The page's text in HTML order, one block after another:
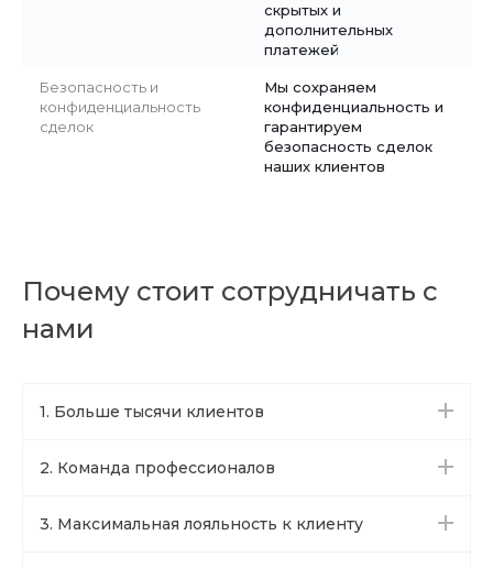
скрытых и
дополнительных
платежей
Безопасность и
конфиденциальность
сделок
Мы сохраняем
конфиденциальность и
гарантируем
безопасность сделок
наших клиентов
Почему стоит сотрудничать с
нами
1. Больше тысячи клиентов
2. Команда профессионалов
3. Максимальная лояльность к клиенту